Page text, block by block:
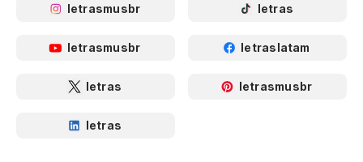
letrasmusbr letras
letrasmusbr letraslatam
letras letrasmusbr
letras